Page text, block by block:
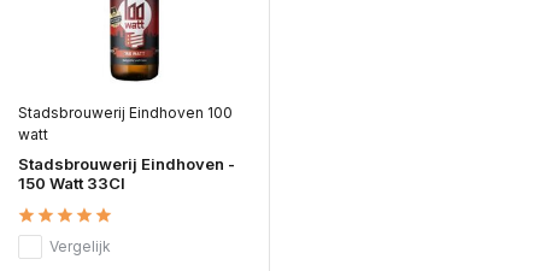
Stadsbrouwerij Eindhoven 100
watt
Stadsbrouwerij Eindhoven -
150 Watt 33Cl
Vergelijk